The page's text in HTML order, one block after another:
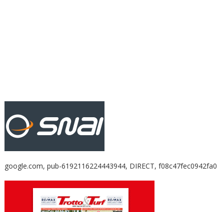
google.com, pub-6192116224443944, DIRECT, f08c47fec0942fa0